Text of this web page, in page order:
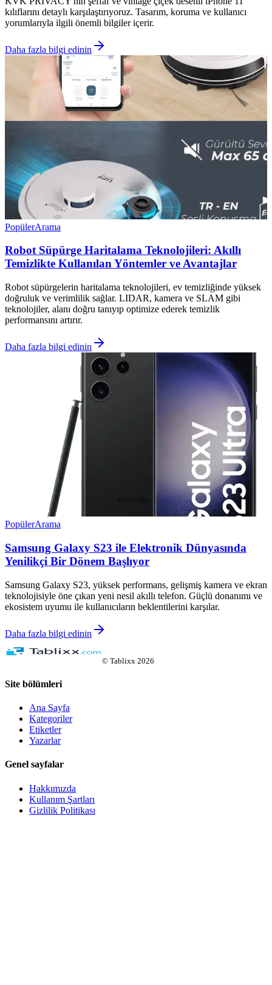
kılıflarını detaylı karşılaştırıyoruz. Tasarım, koruma ve kullanıcı
yorumlarıyla ilgili önemli bilgiler içerir.
Daha fazla bilgi edinin
PopülerArama
Robot Süpürge Haritalama Teknolojileri: Akıllı
Temizlikte Kullanılan Yöntemler ve Avantajlar
Robot süpürgelerin haritalama teknolojileri, ev temizliğinde yüksek
doğruluk ve verimlilik sağlar. LIDAR, kamera ve SLAM gibi
teknolojiler, alanı doğru tanıyıp optimize ederek temizlik
performansını artırır.
Daha fazla bilgi edinin
PopülerArama
Samsung Galaxy S23 ile Elektronik Dünyasında
Yenilikçi Bir Dönem Başlıyor
Samsung Galaxy S23, yüksek performans, gelişmiş kamera ve ekran
teknolojisiyle öne çıkan yeni nesil akıllı telefon. Güçlü donanımı ve
ekosistem uyumu ile kullanıcıların beklentilerini karşılar.
Daha fazla bilgi edinin
© Tablixx 2026
Site bölümleri
Ana Sayfa
Kategoriler
Etiketler
Yazarlar
Genel sayfalar
Hakkımızda
Kullanım Şartları
Gizlilik Politikası